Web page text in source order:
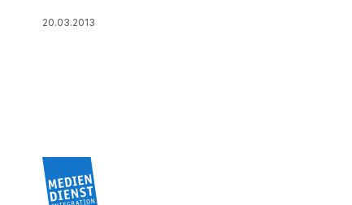
20.03.2013